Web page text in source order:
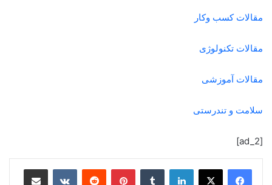
مقالات کسب وکار
مقالات تکنولوژی
مقالات آموزشی
سلامت و تندرستی
[ad_2]